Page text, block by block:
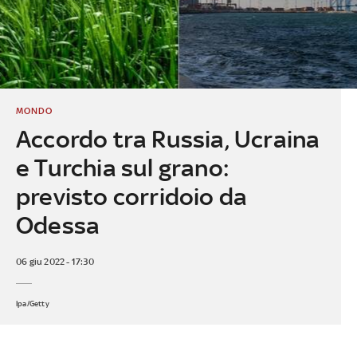
Accordo tra Russia, Ucraina
e Turchia sul grano:
previsto corridoio da
Odessa
MONDO
06 giu 2022 - 17:30
Ipa/Getty